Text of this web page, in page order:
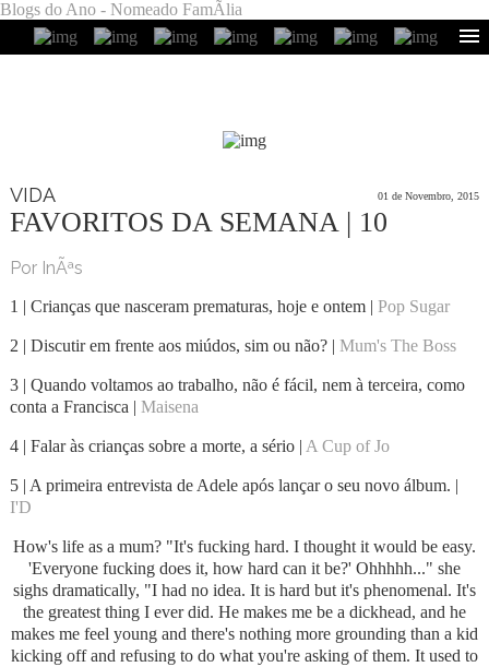
Blogs do Ano - Nomeado FamÃ­lia
VIDA 01 de Novembro, 2015
FAVORITOS DA SEMANA | 10
Por InÃªs
1 | Crianças que nasceram prematuras, hoje e ontem | Pop Sugar
2 | Discutir em frente aos miúdos, sim ou não? | Mum's The Boss
3 | Quando voltamos ao trabalho, não é fácil, nem à terceira, como
conta a Francisca | Maisena
4 | Falar às crianças sobre a morte, a sério | A Cup of Jo
5 | A primeira entrevista de Adele após lançar o seu novo álbum. |
I'D
How's life as a mum? "It's fucking hard. I thought it would be easy.
'Everyone fucking does it, how hard can it be?' Ohhhhh..." she
sighs dramatically, "I had no idea. It is hard but it's phenomenal. It's
the greatest thing I ever did. He makes me be a dickhead, and he
makes me feel young and there's nothing more grounding than a kid
kicking off and refusing to do what you're asking of them. It used to